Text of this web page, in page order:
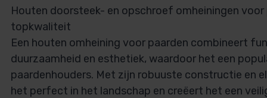
Houten doorsteek- en opschroef omheiningen voor
topkwaliteit
Een houten omheining voor paarden combineert
duurzaamheid en esthetiek, waardoor het een
paardenhouders. Met zijn robuuste constructie en
het perfect in het landschap en creëert het een